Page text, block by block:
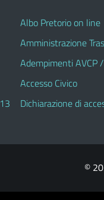
Albo Pretorio on line
Amministrazione
Adempimenti AVCP
Accesso Civico
Dichiarazione di
©